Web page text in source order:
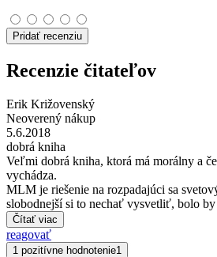
Pridať recenziu
Recenzie čitateľov
Erik Križovenský
Neoverený nákup
5.6.2018
dobrá kniha
Veľmi dobrá kniha, ktorá má morálny a
vychádza.
MLM je riešenie na rozpadajúci sa
slobodnejší si to nechať vysvetliť, bolo by
Čítať viac
reagovať
1 pozitívne hodnotenie1